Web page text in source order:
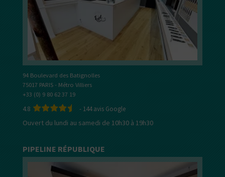
94 Boulevard des Batignolles
75017 PARIS - Métro Villiers
+33 (0) 9 80 62 37 19
4.8 - 144avis Google
Ouvert du lundi au samedi de 10h30 à 19h30
PIPELINE RÉPUBLIQUE